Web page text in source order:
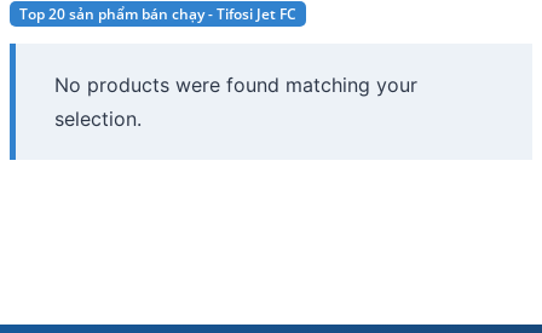
Top 20 sản phẩm bán chạy - Tifosi Jet FC
No products were found matching your
selection.